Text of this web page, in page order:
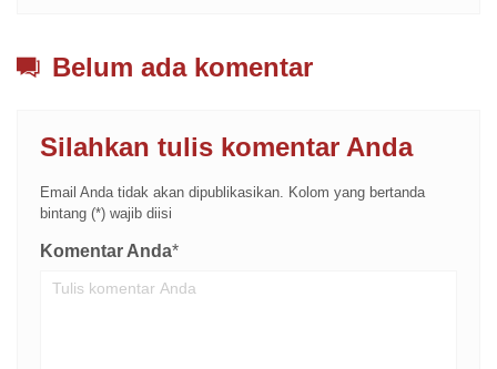
Belum ada komentar
Silahkan tulis komentar Anda
Email Anda tidak akan dipublikasikan. Kolom yang bertanda
bintang (*) wajib diisi
Komentar Anda*